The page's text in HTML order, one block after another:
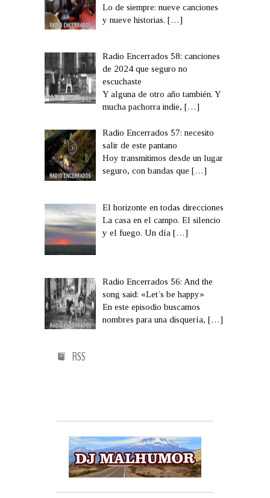
Lo de siempre: nueve canciones
y nueve historias.[…]
Radio Encerrados 58: canciones
de 2024 que seguro no
escuchaste
Y alguna de otro año también. Y
mucha pachorra indie,[…]
Radio Encerrados 57: necesito
salir de este pantano
Hoy transmitimos desde un lugar
seguro, con bandas que[…]
El horizonte en todas direcciones
La casa en el campo. El silencio
y el fuego. Un día[…]
Radio Encerrados 56: And the
song said: «Let’s be happy»
En este episodio buscamos
nombres para una disquería,[…]
RSS